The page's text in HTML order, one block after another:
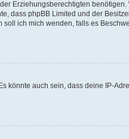
Erziehungsberechtigten benötigen.
dass phpBB Limited und der
soll ich mich wenden, falls es
könnte auch sein, dass deine IP-